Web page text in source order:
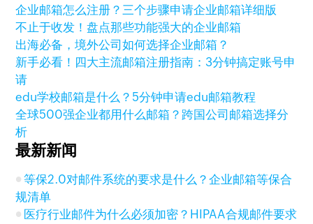
企业邮箱怎么注册？三个步骤申请企业邮箱详细版
不止于收发！盘点那些功能强大的企业邮箱
出海必备，境外公司如何选择企业邮箱？
新手必看！四大主流邮箱注册指南：3分钟搞定账号申
请
edu学校邮箱是什么？5分钟申请edu邮箱教程
全球500强企业都用什么邮箱？跨国公司邮箱选择分
析
最新新闻
等保2.0对邮件系统的要求是什么？企业邮箱等保合
规清单
医疗行业邮件为什么必须加密？HIPAA合规邮件要求